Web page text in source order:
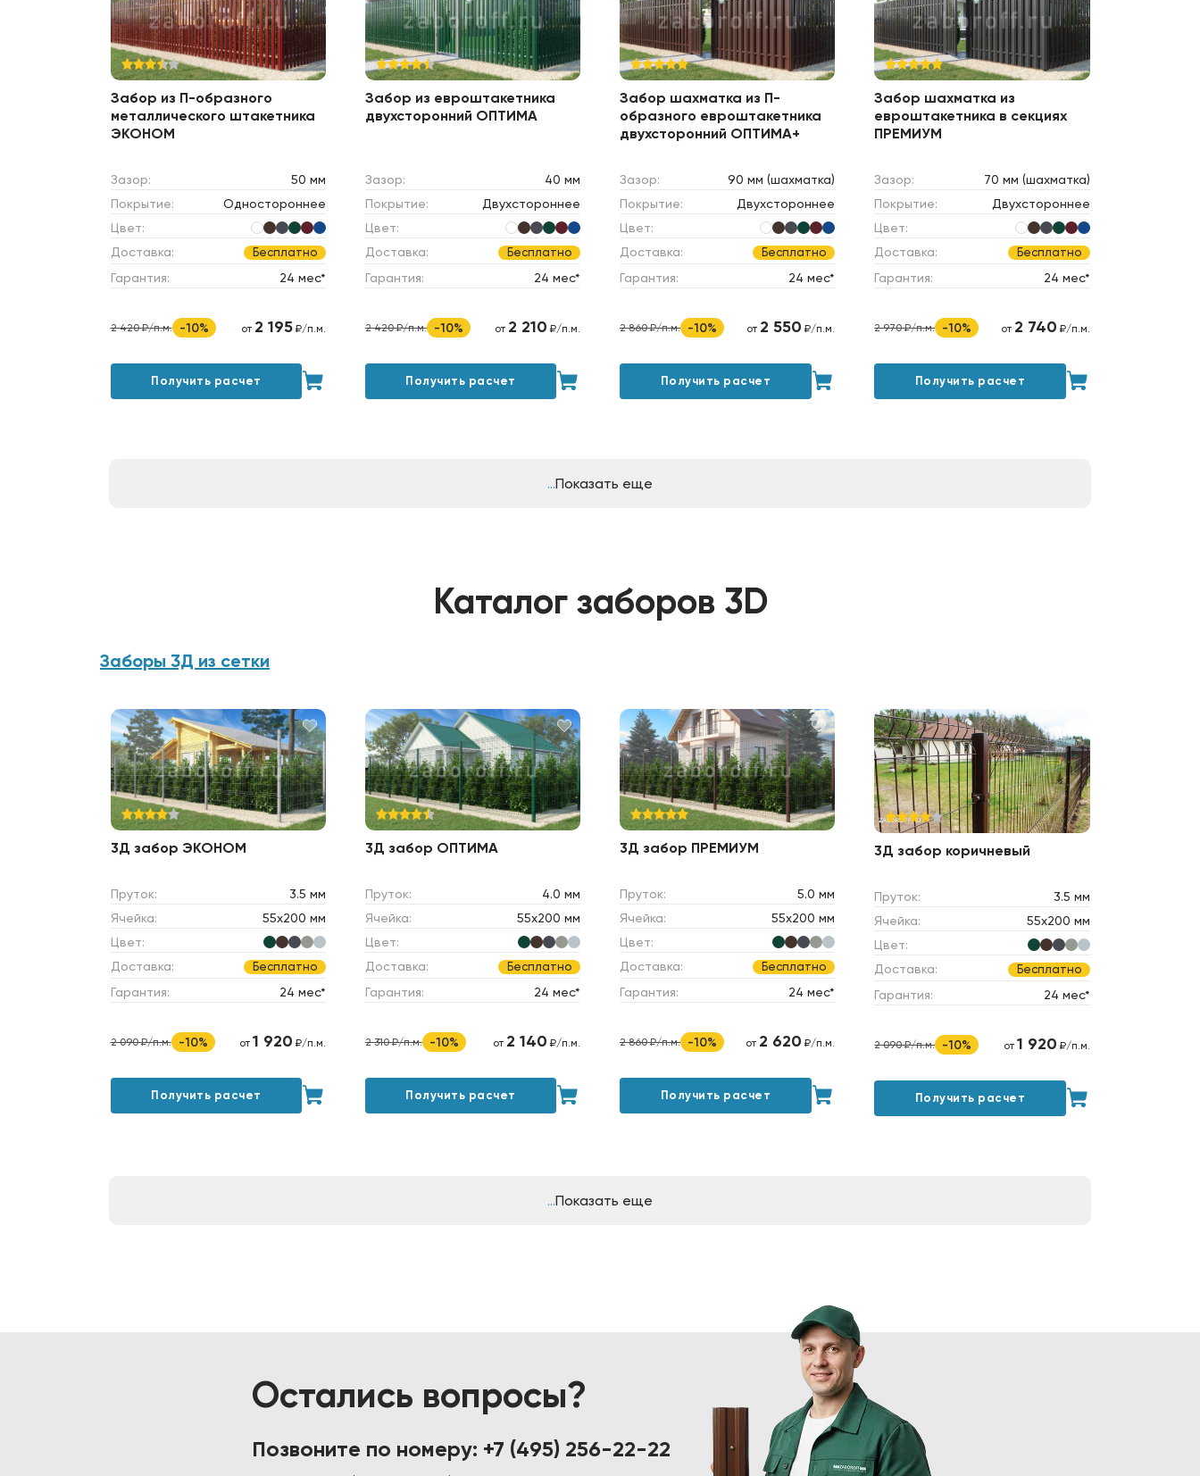
Забор из П-образного
металлического штакетника
ЭКОНОМ
Зазор:
50 мм
Покрытие:
Одностороннее
Цвет:
Доставка:
Бесплатно
Гарантия: 24 мес*
2 420 ₽/п.м. -10% от 2 195₽/п.м.
Получить расчет
Забор из евроштакетника
двухсторонний ОПТИМА
Зазор:
40 мм
Покрытие:
Двухстороннее
Цвет:
Доставка:
Бесплатно
Гарантия: 24 мес*
2 420 ₽/п.м. -10% от 2 210 ₽/п.м.
Получить расчет
Забор шахматка из П-
образного евроштакетника
двухсторонний ОПТИМА+
Зазор:
90 мм (шахматка)
Покрытие:
Двухстороннее
Цвет:
Доставка:
Бесплатно
Гарантия: 24 мес*
2 860 ₽/п.м. -10% от 2 550 ₽/п.м.
Получить расчет
Забор шахматка из
евроштакетника в секциях
ПРЕМИУМ
Зазор:
70 мм (шахматка)
Покрытие:
Двухстороннее
Цвет:
Доставка:
Бесплатно
Гарантия: 24 мес*
2 970 ₽/п.м. -10% от 2 740 ₽/п.м.
Получить расчет
Показать еще
Каталог заборов 3D
Заборы 3Д из сетки
3Д забор ЭКОНОМ
Пруток:
3.5 мм
Ячейка:
55х200 мм
Цвет:
Доставка:
Бесплатно
Гарантия: 24 мес*
2 090 ₽/п.м. -10% от 1 920 ₽/п.м.
Получить расчет
3Д забор ОПТИМА
Пруток:
4.0 мм
Ячейка:
55х200 мм
Цвет:
Доставка:
Бесплатно
Гарантия: 24 мес*
2 310 ₽/п.м. -10% от 2 140 ₽/п.м.
Получить расчет
3Д забор ПРЕМИУМ
Пруток:
5.0 мм
Ячейка:
55х200 мм
Цвет:
Доставка:
Бесплатно
Гарантия: 24 мес*
2 860 ₽/п.м. -10% от 2 620 ₽/п.м.
Получить расчет
3Д забор коричневый
Пруток:
3.5 мм
Ячейка:
55х200 мм
Цвет:
Доставка:
Бесплатно
Гарантия: 24 мес*
2 090 ₽/п.м. -10% от 1 920 ₽/п.м.
Получить расчет
Показать еще
Остались вопросы?
Позвоните по номеру: +7 (495) 256-22-22